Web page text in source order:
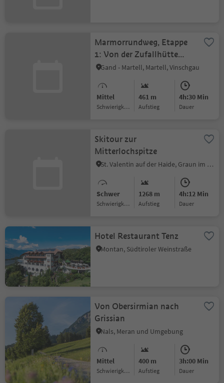
Marmorrundweg, Etappe
1: Von der Zufallhütte
nach Stallwies
Gand - Martell, Martell, Vinschgau
Mittel
Schwierigkeitsgrad
461 m
Aufstieg
4h:30 Min
Dauer
Skitour zur
Mitterlochspitze
St. Valentin auf der Haide, Graun im Vinschgau, Vinschgau
Schwer
Schwierigkeitsgrad
1268 m
Aufstieg
4h:12 Min
Dauer
Hotel Restaurant Tenz
Montan, Südtiroler Weinstraße
Von Obersirmian nach
Grissian
Nals, Meran und Umgebung
Mittel
Schwierigkeitsgrad
400 m
Aufstieg
3h:00 Min
Dauer